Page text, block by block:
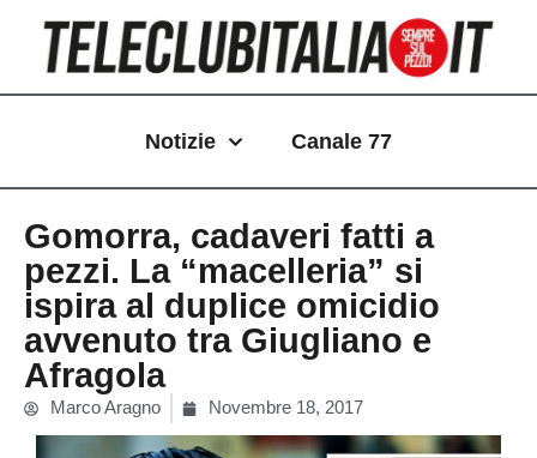
contenuto
Notizie Canale 77
Gomorra, cadaveri fatti a
pezzi. La “macelleria” si
ispira al duplice omicidio
avvenuto tra Giugliano e
Afragola
Marco Aragno Novembre 18, 2017